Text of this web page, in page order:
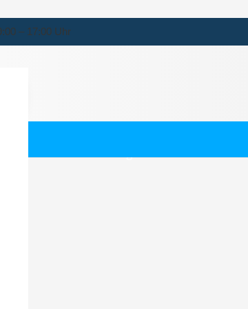
– 17:00 Uhr
Hoheluft-West
für Hamburg-Hoheluft-West.